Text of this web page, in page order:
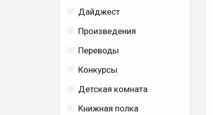
Дайджест
Произведения
Переводы
Конкурсы
Детская комната
Книжная полка